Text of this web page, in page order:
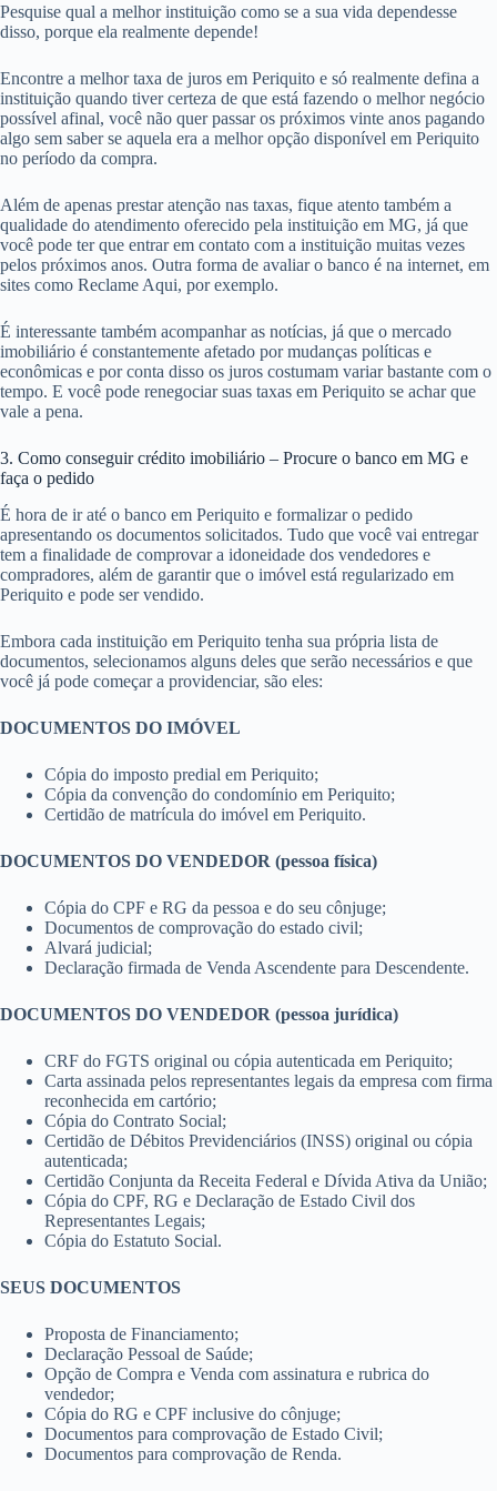
Pesquise qual a melhor instituição como se a sua vida dependesse
disso, porque ela realmente depende!
Encontre a melhor taxa de juros em Periquito e só realmente defina a
instituição quando tiver certeza de que está fazendo o melhor negócio
possível afinal, você não quer passar os próximos vinte anos pagando
algo sem saber se aquela era a melhor opção disponível em Periquito
no período da compra.
Além de apenas prestar atenção nas taxas, fique atento também a
qualidade do atendimento oferecido pela instituição em MG, já que
você pode ter que entrar em contato com a instituição muitas vezes
pelos próximos anos. Outra forma de avaliar o banco é na internet, em
sites como Reclame Aqui, por exemplo.
É interessante também acompanhar as notícias, já que o mercado
imobiliário é constantemente afetado por mudanças políticas e
econômicas e por conta disso os juros costumam variar bastante com o
tempo. E você pode renegociar suas taxas em Periquito se achar que
vale a pena.
3. Como conseguir crédito imobiliário – Procure o banco em MG e
faça o pedido
É hora de ir até o banco em Periquito e formalizar o pedido
apresentando os documentos solicitados. Tudo que você vai entregar
tem a finalidade de comprovar a idoneidade dos vendedores e
compradores, além de garantir que o imóvel está regularizado em
Periquito e pode ser vendido.
Embora cada instituição em Periquito tenha sua própria lista de
documentos, selecionamos alguns deles que serão necessários e que
você já pode começar a providenciar, são eles:
DOCUMENTOS DO IMÓVEL
Cópia do imposto predial em Periquito;
Cópia da convenção do condomínio em Periquito;
Certidão de matrícula do imóvel em Periquito.
DOCUMENTOS DO VENDEDOR (pessoa física)
Cópia do CPF e RG da pessoa e do seu cônjuge;
Documentos de comprovação do estado civil;
Alvará judicial;
Declaração firmada de Venda Ascendente para Descendente.
DOCUMENTOS DO VENDEDOR (pessoa jurídica)
CRF do FGTS original ou cópia autenticada em Periquito;
Carta assinada pelos representantes legais da empresa com firma
reconhecida em cartório;
Cópia do Contrato Social;
Certidão de Débitos Previdenciários (INSS) original ou cópia
autenticada;
Certidão Conjunta da Receita Federal e Dívida Ativa da União;
Cópia do CPF, RG e Declaração de Estado Civil dos
Representantes Legais;
Cópia do Estatuto Social.
SEUS DOCUMENTOS
Proposta de Financiamento;
Declaração Pessoal de Saúde;
Opção de Compra e Venda com assinatura e rubrica do
vendedor;
Cópia do RG e CPF inclusive do cônjuge;
Documentos para comprovação de Estado Civil;
Documentos para comprovação de Renda.